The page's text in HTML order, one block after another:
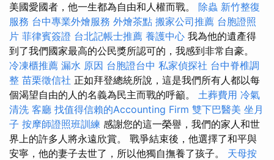
美國愛國者，他一生都為自由和人權而戰。 除蟲 新竹整復
服務 台中專業外燴服務 外燴茶點 搬家公司推薦 台胞證照
片 菲律賓簽證 台北記帳士推薦 養護中心 我為他的遺產得
到了我們國家最高的公民獎所認可的，我感到非常自豪。
冷凍櫃推薦 漏水 原因 台胞證台中 私家偵探社 台中脊椎調
整 苗栗徵信社 正如拜登總統所說，這是我們所有人都以每
個渴望自由的人的名義為民主而戰的呼籲。 土葬費用 冷氣
清洗 客廳 找值得信賴的Accounting Firm 雙下巴醫美 坐月
子 按摩師證照班訓練 感謝您的這一榮譽，我們的家人和世
界上的許多人將永遠欣賞。 戰爭結束後，他選擇了和平與
安寧，他的妻子去世了，所以他獨自撫養了孩子。 天母按